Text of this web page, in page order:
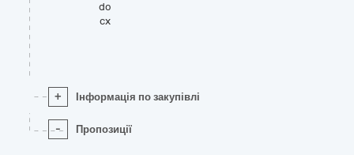
do
cx
+ Інформація по закупівлі
- Пропозиції